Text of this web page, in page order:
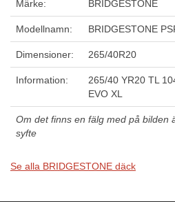
Märke: BRIDGESTONE
Modellnamn: BRIDGESTONE
Dimensioner: 265/40R20
Information:
265/40 YR20 TL
EVO XL
Om det finns en fälg med på bilden
syfte
Se alla BRIDGESTONE däck